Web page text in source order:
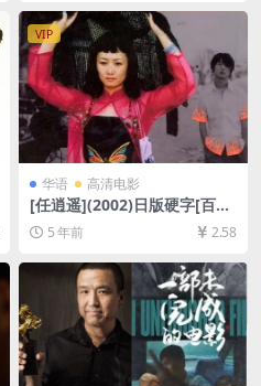
幕]
VIP
华语 高清电影
[任逍遥](2002)日版硬字[百度
网盘+迅雷云盘资源DVD高清
未删减][MP4/6.3GB][国语中
字]
5 年前 2.58